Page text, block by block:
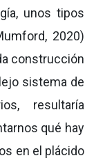
unos tipos
2020)
construcción
sistema de
resultaría
qué hay
en el plácido